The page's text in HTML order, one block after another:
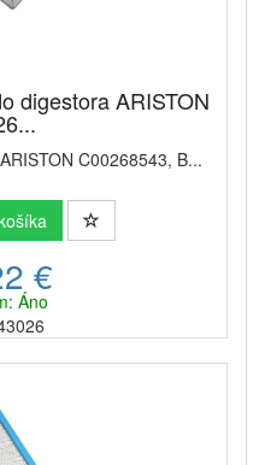
digestora ARISTON
C00268543, B...
€
Áno